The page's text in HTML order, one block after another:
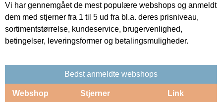
Vi har gennemgået de mest populære webshops og anmeldt
dem med stjerner fra 1 til 5 ud fra bl.a. deres prisniveau,
sortimentstørrelse, kundeservice, brugervenlighed,
betingelser, leveringsformer og betalingsmuligheder.
Bedst anmeldte webshops
Webshop Stjerner Link